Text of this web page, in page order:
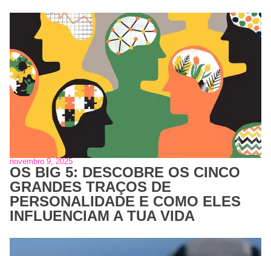
novembro 9, 2025
OS BIG 5: DESCOBRE OS CINCO
GRANDES TRAÇOS DE
PERSONALIDADE E COMO ELES
INFLUENCIAM A TUA VIDA